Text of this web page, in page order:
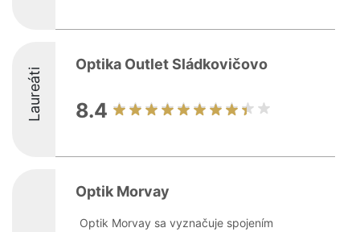
Laureáti
Optika Outlet Sládkovičovo
8.4
Optik Morvay
Optik Morvay sa vyznačuje spojením